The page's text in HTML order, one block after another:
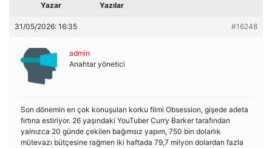
Yazar Yazılar
31/05/2026: 16:35 #16248
admin
Anahtar yönetici
Son dönemin en çok konuşulan korku filmi Obsession, gişede adeta
fırtına estiriyor. 26 yaşındaki YouTuber Curry Barker tarafından
yalnızca 20 günde çekilen bağımsız yapım, 750 bin dolarlık
mütevazı bütçesine rağmen iki haftada 79,7 milyon dolardan fazla